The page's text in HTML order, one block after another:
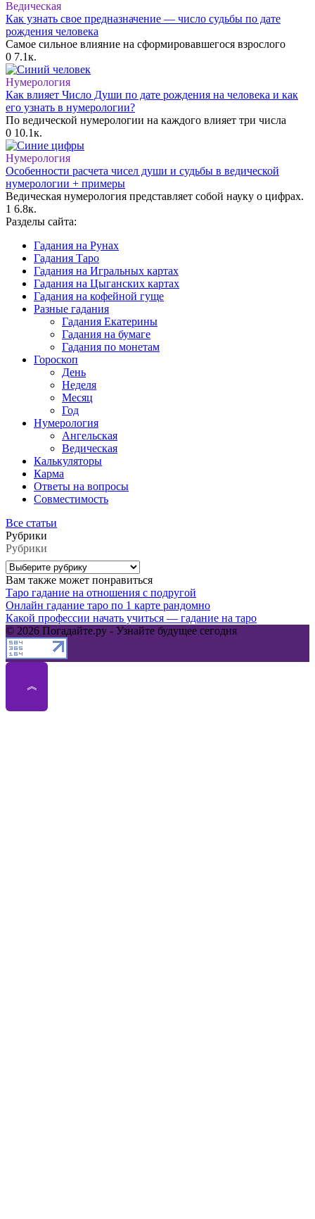
Ведическая
Как узнать свое предназначение — число судьбы по дате
рождения человека
Самое сильное влияние на сформировавшегося взрослого
0 7.1к.
Нумерология
Как влияет Число Души по дате рождения на человека и как
его узнать в нумерологии?
По ведической нумерологии на каждого влияет три числа
0 10.1к.
Нумерология
Особенности расчета чисел души и судьбы в ведической
нумерологии + примеры
Ведическая нумерология представляет собой науку о цифрах.
1 6.8к.
Разделы сайта:
Гадания на Рунах
Гадания Таро
Гадания на Игральных картах
Гадания на Цыганских картах
Гадания на кофейной гуще
Разные гадания
Гадания Екатерины
Гадания на бумаге
Гадания по монетам
Гороскоп
День
Неделя
Месяц
Год
Нумерология
Ангельская
Ведическая
Калькуляторы
Карма
Ответы на вопросы
Совместимость
Все статьи
Рубрики
Рубрики
Вам также может понравиться
Таро гадание на отношения с подругой
Онлайн гадание таро по 1 карте рандомно
Какой профессии начать учиться — гадание на таро
© 2026 Погадайте.ру - Узнайте будущее сегодня